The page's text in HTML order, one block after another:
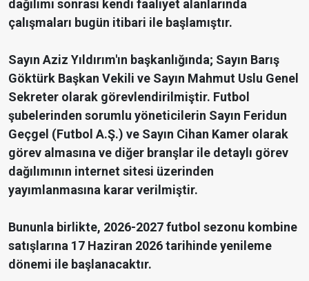
dağılımı sonrası kendi faaliyet alanlarında
çalışmaları bugün itibari ile başlamıştır.
Sayın Aziz Yıldırım'ın başkanlığında; Sayın Barış
Göktürk Başkan Vekili ve Sayın Mahmut Uslu Genel
Sekreter olarak görevlendirilmiştir. Futbol
şubelerinden sorumlu yöneticilerin Sayın Feridun
Geçgel (Futbol A.Ş.) ve Sayın Cihan Kamer olarak
görev almasına ve diğer branşlar ile detaylı görev
dağılımının internet sitesi üzerinden
yayımlanmasına karar verilmiştir.
Bununla birlikte, 2026-2027 futbol sezonu kombine
satışlarına 17 Haziran 2026 tarihinde yenileme
dönemi ile başlanacaktır.